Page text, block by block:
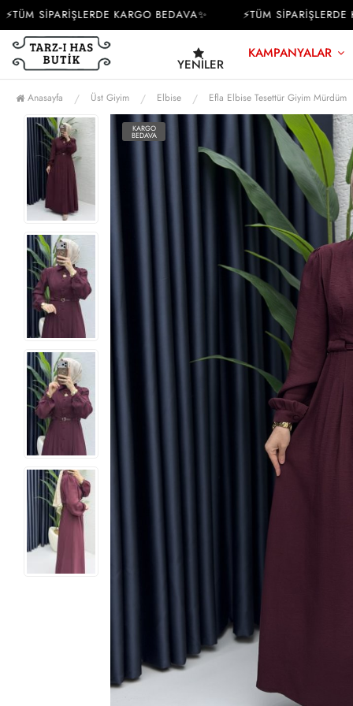
SİPARİŞLERDE KARGO BEDAVA✨ ⚡TÜM SİPARİŞLERDE
YENILER
KAMPANYALAR
Anasayfa Üst Giyim Elbise Efla Elbise Tesettür Giyim Mürdüm
KARGO
BEDAVA